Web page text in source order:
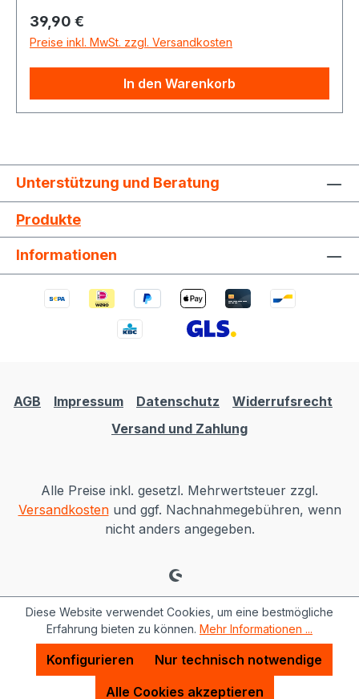
Regulärer Preis:
39,90 €
Preise inkl. MwSt. zzgl. Versandkosten
In den Warenkorb
Unterstützung und Beratung
Produkte
Informationen
AGB Impressum Datenschutz
Widerrufsrecht
Versand und Zahlung
Alle Preise inkl. gesetzl. Mehrwertsteuer zzgl.
Versandkostenund ggf. Nachnahmegebühren, wenn
nicht anders angegeben.
Diese Website verwendet Cookies, um eine bestmögliche
Erfahrung bieten zu können. Mehr Informationen ...
Nur technisch notwendige
Konfigurieren
Alle Cookies akzeptieren